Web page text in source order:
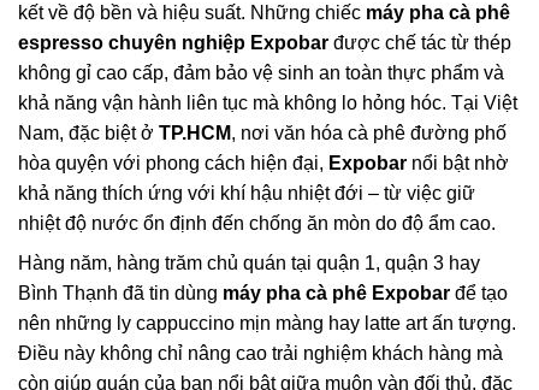
kết về độ bền và hiệu suất. Những chiếc máy pha cà phê
espresso chuyên nghiệp Expobar được chế tác từ thép
không gỉ cao cấp, đảm bảo vệ sinh an toàn thực phẩm và
khả năng vận hành liên tục mà không lo hỏng hóc. Tại Việt
Nam, đặc biệt ở TP.HCM, nơi văn hóa cà phê đường phố
hòa quyện với phong cách hiện đại, Expobar nổi bật nhờ
khả năng thích ứng với khí hậu nhiệt đới – từ việc giữ
nhiệt độ nước ổn định đến chống ăn mòn do độ ẩm cao.
Hàng năm, hàng trăm chủ quán tại quận 1, quận 3 hay
Bình Thạnh đã tin dùng máy pha cà phê Expobar để tạo
nên những ly cappuccino mịn màng hay latte art ấn tượng.
Điều này không chỉ nâng cao trải nghiệm khách hàng mà
còn giúp quán của bạn nổi bật giữa muôn vàn đối thủ, đặc